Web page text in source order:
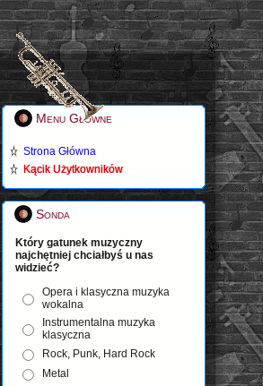
Menu Główne
Strona Główna
Kącik Użytkowników
Sonda
Który gatunek muzyczny
najchętniej chciałbyś u nas
widzieć?
Opera i klasyczna muzyka
wokalna
Instrumentalna muzyka
klasyczna
Rock, Punk, Hard Rock
Metal